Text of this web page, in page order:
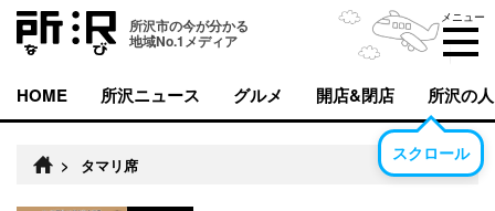
所沢市の今が分かる
地域No.1メディア
メニュー
HOME 所沢ニュース グルメ 開店&閉店 所沢の人
スクロール
> タマリ席